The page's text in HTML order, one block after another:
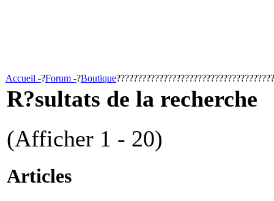
Accueil -?Forum -?Boutique
R?sultats de la recherche
(Afficher 1 - 20)
Articles